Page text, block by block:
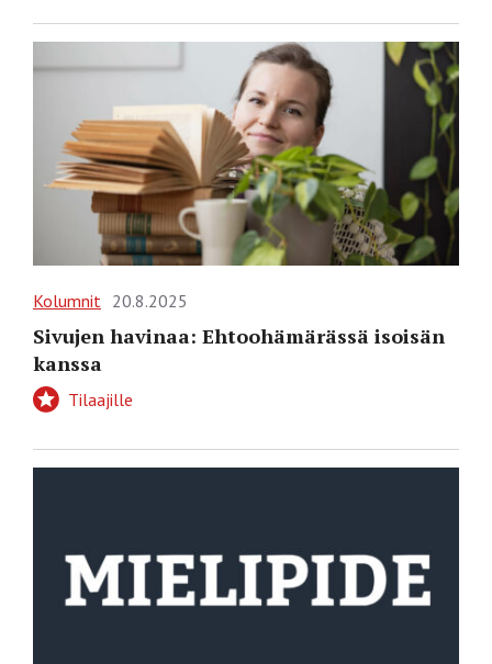
Kolumnit 20.8.2025
Sivujen havinaa: Ehtoohämärässä isoisän
kanssa
Tilaajille